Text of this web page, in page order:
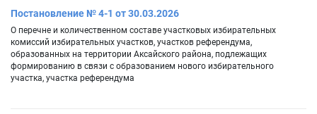
Постановление № 4-1 от 30.03.2026
О перечне и количественном составе участковых избирательных
комиссий избирательных участков, участков референдума,
образованных на территории Аксайского района, подлежащих
формированию в связи с образованием нового избирательного
участка, участка референдума